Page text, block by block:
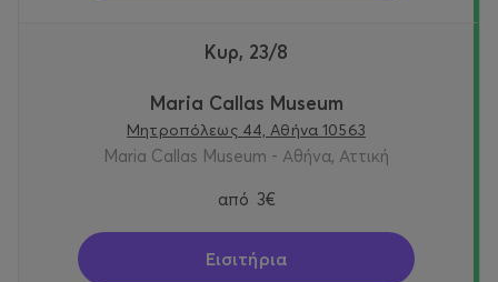
Κυρ, 23/8
Maria Callas Museum
Μητροπόλεως 44, Αθήνα 10563
Maria Callas Museum - Αθήνα, Αττική
από 3€
Εισιτήρια